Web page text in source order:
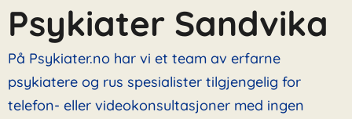
Psykiater Sandvika
På Psykiater.no har vi et team av erfarne
psykiatere og rus spesialister tilgjengelig for
telefon- eller videokonsultasjoner med ingen